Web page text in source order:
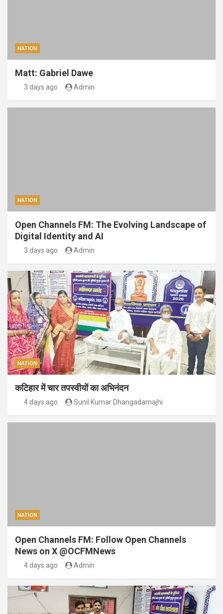
NATION
Matt: Gabriel Dawe
3 days ago Admin
NATION
Open Channels FM: The Evolving Landscape of
Digital Identity and AI
3 days ago Admin
NATION
कटिहार में चार तपस्वीयों का अभिनंदन
4 days ago Sunil Kumar Dhangadamajhi
NATION
Open Channels FM: Follow Open Channels
News on X @OCFMNews
4 days ago Admin